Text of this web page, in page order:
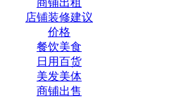
商铺出租
店铺装修建议
价格
餐饮美食
日用百货
美发美体
商铺出售